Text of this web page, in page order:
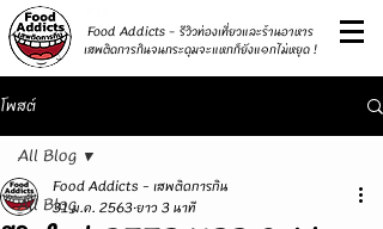
Food Addicts - รีวิวท่องเที่ยวและร้านอาหาร
เสพติดการกินจนกระดุมจะแหกก็ยังแ๑กไม่หยุด !
โพสต์
All Blog
All Blog
Food Addicts - เสพติดการกิน
31 ม.ค. 2563ยาว 3 นาที